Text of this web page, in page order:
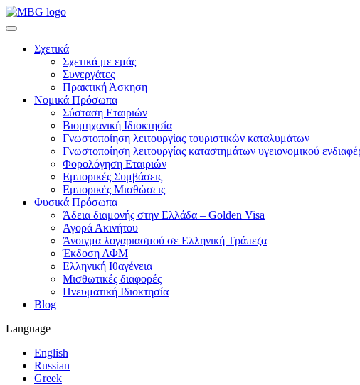
Σχετικά
Σχετικά με εμάς
Συνεργάτες
Πρακτική Άσκηση
Νομικά Πρόσωπα
Σύσταση Εταιριών
Βιομηχανική Ιδιοκτησία
Γνωστοποίηση λειτουργίας τουριστικών καταλυμάτων
Γνωστοποίηση λειτουργίας καταστημάτων υγειονομικού
Φορολόγηση Εταιριών
Εμπορικές Συμβάσεις
Εμπορικές Μισθώσεις
Φυσικά Πρόσωπα
Άδεια διαμονής στην Ελλάδα – Golden Visa
Αγορά Ακινήτου
Άνοιγμα λογαριασμού σε Ελληνική Τράπεζα
Έκδοση ΑΦΜ
Ελληνική Ιθαγένεια
Μισθωτικές διαφορές
Πνευματική Ιδιοκτησία
Blog
Language
English
Russian
Greek